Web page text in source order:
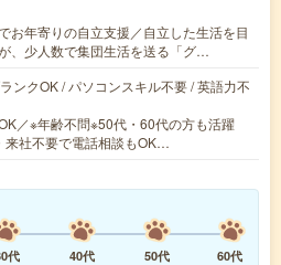
お年寄りの自立支援／自立した生活を目
、少人数で集団生活を送る「グ…
ンクOK / パソコンスキル不要 / 英語力不
／※年齢不問※50代・60代の方も活躍
来社不要で電話相談もOK…
代 40代 50代
60代